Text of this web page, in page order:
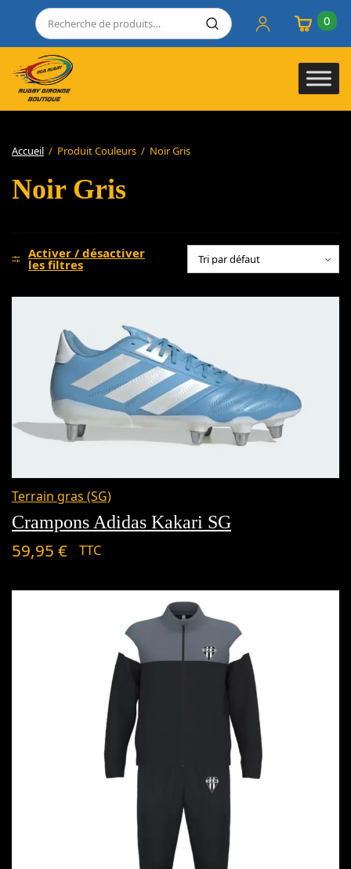
0
Accueil / Produit Couleurs / Noir Gris
Noir Gris
Activer / désactiver
les filtres
Terrain gras (SG)
Crampons Adidas Kakari SG
59,95 € TTC